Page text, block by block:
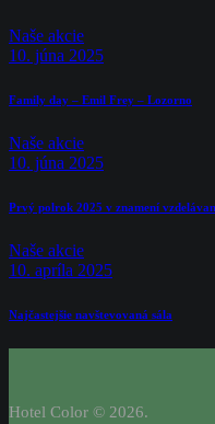
Naše akcie
10. júna 2025
Family day – Emil Frey – Lozorno
Naše akcie
10. júna 2025
Prvý polrok 2025 v znamení
Naše akcie
10. apríla 2025
Najčastejšie navštevovaná sála
Hotel Color © 2026.